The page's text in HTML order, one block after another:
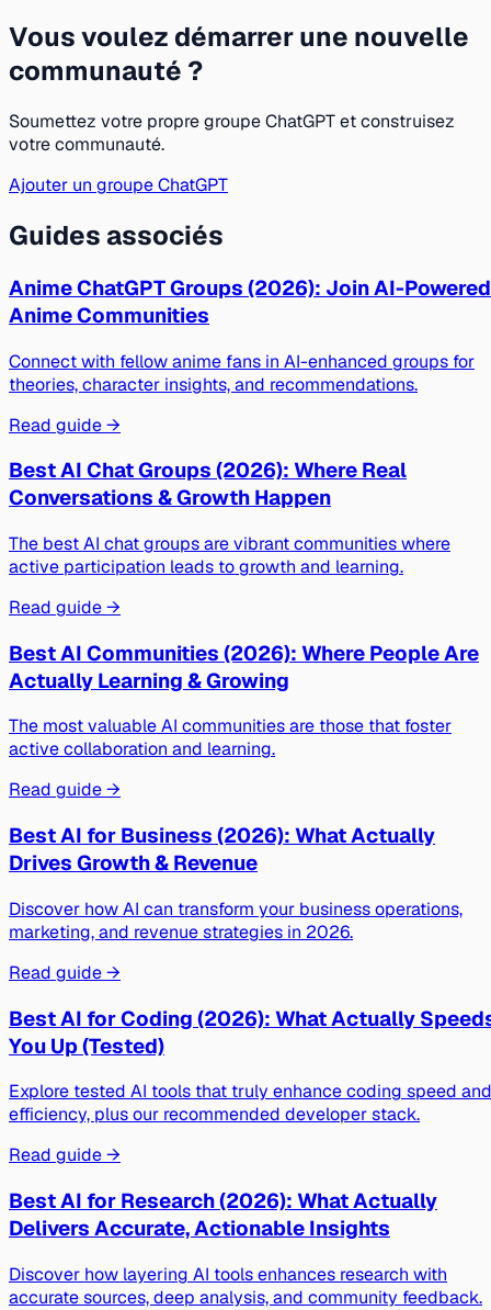
Vous voulez démarrer une nouvelle
communauté ?
Soumettez votre propre groupe ChatGPT et construisez
votre communauté.
Ajouter un groupe ChatGPT
Guides associés
Anime ChatGPT Groups (2026): Join AI-Powered
Anime Communities
Connect with fellow anime fans in AI-enhanced groups for
theories, character insights, and recommendations.
Read guide →
Best AI Chat Groups (2026): Where Real
Conversations & Growth Happen
The best AI chat groups are vibrant communities where
active participation leads to growth and learning.
Read guide →
Best AI Communities (2026): Where People Are
Actually Learning & Growing
The most valuable AI communities are those that foster
active collaboration and learning.
Read guide →
Best AI for Business (2026): What Actually
Drives Growth & Revenue
Discover how AI can transform your business operations,
marketing, and revenue strategies in 2026.
Read guide →
Best AI for Coding (2026): What Actually
You Up (Tested)
Explore tested AI tools that truly enhance coding speed and
efficiency, plus our recommended developer stack.
Read guide →
Best AI for Research (2026): What Actually
Delivers Accurate, Actionable Insights
Discover how layering AI tools enhances research with
accurate sources, deep analysis, and community feedback.